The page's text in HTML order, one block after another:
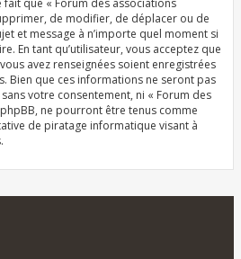
que « Forum des associations
de modifier, de déplacer ou de
et message à n’importe quel moment si
En tant qu’utilisateur, vous acceptez que
avez renseignées soient enregistrées
Bien que ces informations ne seront pas
votre consentement, ni « Forum des
ne pourront être tenus comme
de piratage informatique visant à